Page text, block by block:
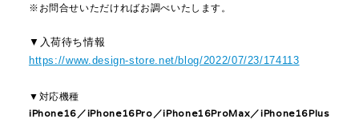
※お問合せいただければお調べいたします。
▼入荷待ち情報
https://www.design-store.net/blog/2022/07/23/174113
▼対応機種
iPhone16／iPhone16Pro／iPhone16ProMax／iPhone16Plus